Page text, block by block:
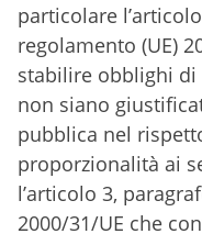
particolare
regolamento (UE)
stabilire obblighi di
non siano
pubblica nel
proporzionalità ai
l’articolo 3,
2000/31/UE che